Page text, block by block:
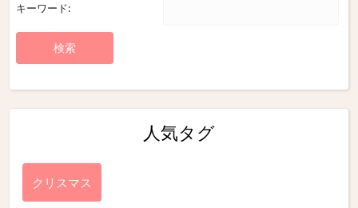
キーワード:
人気タグ
クリスマス